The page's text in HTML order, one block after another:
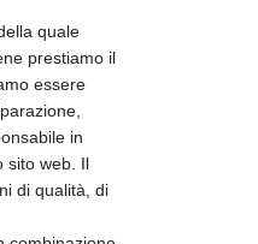
quale
prestiamo il
essere
in
sito web. Il
di qualità, di